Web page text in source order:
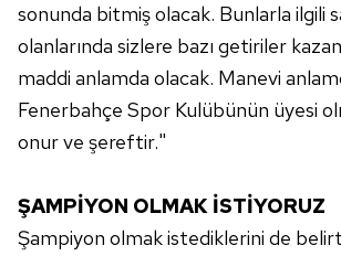
Sizlere daha iyi bir hizmet sunabilmek
Sitemizde kendimize ve üçüncü kişilere
kullanılmaktadır. Bu çerezler vasıtasıyla
verileriniz işlenmekte olup gerekli olan
toplumu hizmetlerinin sunulması amacıyla
reklam/pazarlama faaliyetlerinin
sınırlı olarak açık rızanız dahilinde
sonunda bitmiş olacak. Bunlarla ilgili
olanlarında sizlere bazı getiriler
maddi anlamda olacak. Manevi
Fenerbahçe Spor Kulübünün üyesi
onur ve şereftir."
ŞAMPİYON OLMAK İSTİYORUZ
Şampiyon olmak istediklerini de